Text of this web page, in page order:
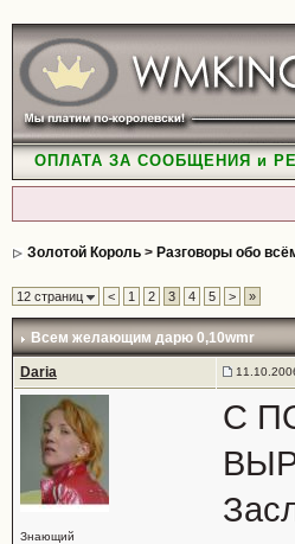
ОПЛАТА ЗА СООБЩЕНИЯ и
Золотой Король> Разговоры обо
12 страниц < 1 2 3 4 5 > »
Всем желающим дарю 0,10wmr
Daria
Знающий
С